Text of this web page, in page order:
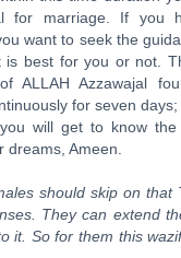
for marriage. If you
want to seek the
is best for you or not.
ALLAH Azzawajal
for seven days;
will get to know
dreams, Ameen.
should skip on that
They can extend
it. So for them this